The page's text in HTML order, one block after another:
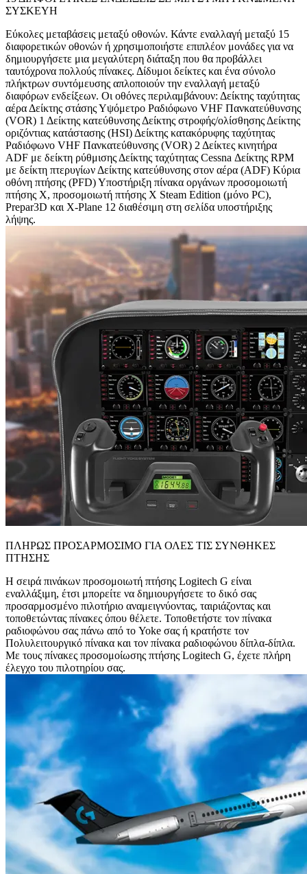
ΣΥΣΚΕΥΗ
Εύκολες μεταβάσεις μεταξύ οθονών. Κάντε εναλλαγή μεταξύ 15
διαφορετικών οθονών ή χρησιμοποιήστε επιπλέον μονάδες για να
δημιουργήσετε μια μεγαλύτερη διάταξη που θα προβάλλει
ταυτόχρονα πολλούς πίνακες. Δίδυμοι δείκτες και ένα σύνολο
πλήκτρων συντόμευσης απλοποιούν την εναλλαγή μεταξύ
διαφόρων ενδείξεων. Οι οθόνες περιλαμβάνουν: Δείκτης ταχύτητας
αέρα Δείκτης στάσης Υψόμετρο Ραδιόφωνο VHF Πανκατεύθυνσης
(VOR) 1 Δείκτης κατεύθυνσης Δείκτης στροφής/ολίσθησης Δείκτης
οριζόντιας κατάστασης (HSI) Δείκτης κατακόρυφης ταχύτητας
Ραδιόφωνο VHF Πανκατεύθυνσης (VOR) 2 Δείκτες κινητήρα
ADF με δείκτη ρύθμισης Δείκτης ταχύτητας Cessna Δείκτης RPM
με δείκτη πτερυγίων Δείκτης κατεύθυνσης στον αέρα (ADF) Κύρια
οθόνη πτήσης (PFD) Υποστήριξη πίνακα οργάνων προσομοιωτή
πτήσης X, προσομοιωτή πτήσης X Steam Edition (μόνο PC),
Prepar3D και X-Plane 12 διαθέσιμη στη σελίδα υποστήριξης
λήψης.
ΠΛΗΡΩΣ ΠΡΟΣΑΡΜΟΣΙΜΟ ΓΙΑ ΟΛΕΣ ΤΙΣ ΣΥΝΘΗΚΕΣ
ΠΤΗΣΗΣ
Η σειρά πινάκων προσομοιωτή πτήσης Logitech G είναι
εναλλάξιμη, έτσι μπορείτε να δημιουργήσετε το δικό σας
προσαρμοσμένο πιλοτήριο αναμειγνύοντας, ταιριάζοντας και
τοποθετώντας πίνακες όπου θέλετε. Τοποθετήστε τον πίνακα
ραδιοφώνου σας πάνω από το Yoke σας ή κρατήστε τον
Πολυλειτουργικό πίνακα και τον πίνακα ραδιοφώνου δίπλα-δίπλα.
Με τους πίνακες προσομοίωσης πτήσης Logitech G, έχετε πλήρη
έλεγχο του πιλοτηρίου σας.